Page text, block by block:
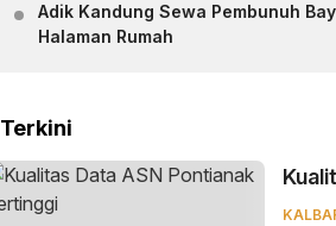
Adik Kandung Sewa Pembunuh
Halaman Rumah
Terkini